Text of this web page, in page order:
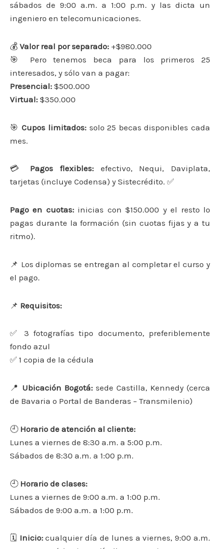
sábados de 9:00 a.m. a 1:00 p.m. y las dicta un
ingeniero en telecomunicaciones.
💰 Valor real por separado: +$980.000
🎯 Pero tenemos beca para los primeros 25
interesados, y sólo van a pagar:
Presencial: $500.000
Virtual: $350.000
🎯Cupos limitados:solo 25 becas disponibles cada
mes.
💳 Pagos flexibles: efectivo, Nequi, Daviplata,
tarjetas (incluye Codensa) y Sistecrédito. ✅
Pago en cuotas:inicias con $150.000 y el resto lo
pagas durante la formación (sin cuotas fijas y a tu
ritmo).
📌 Los diplomas se entregan al completar el curso y
el pago.
📌 Requisitos:
✅ 3 fotografías tipo documento, preferiblemente
fondo azul
✅ 1 copia de la cédula
📍 Ubicación Bogotá: sede Castilla, Kennedy (cerca
de Bavaria o Portal de Banderas – Transmilenio)
🕘 Horario de atención al cliente:
Lunes a viernes de 8:30 a.m. a 5:00 p.m.
Sábados de 8:30 a.m. a 1:00 p.m.
🕘 Horario de clases:
Lunes a viernes de 9:00 a.m. a 1:00 p.m.
Sábados de 9:00 a.m. a 1:00 p.m.
🗓 Inicio:cualquier día de lunes a viernes, 9:00 a.m.